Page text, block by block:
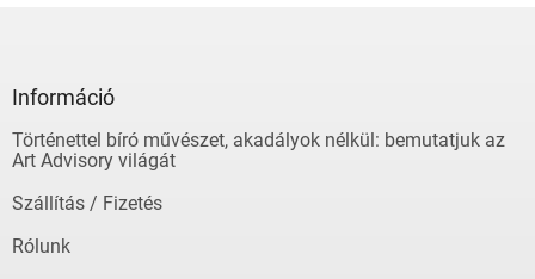
Információ
Történettel bíró művészet, akadályok nélkül: bemutatjuk az
Art Advisory világát
Szállítás / Fizetés
Rólunk